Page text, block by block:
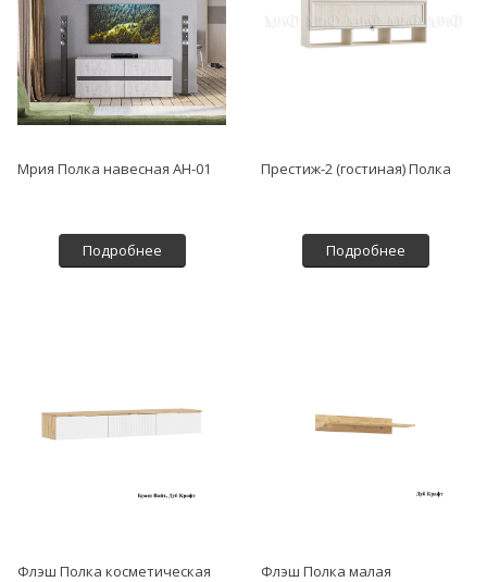
Мрия Полка навесная АН-01
Подробнее
Престиж-2 (гостиная) Полка
Подробнее
Флэш Полка косметическая
Флэш Полка малая